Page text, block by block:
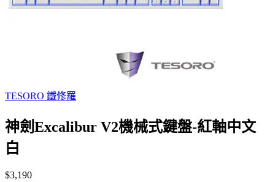
TESORO 鐵修羅
神劍Excalibur V2機械式鍵盤-紅軸中文
白
$3,190